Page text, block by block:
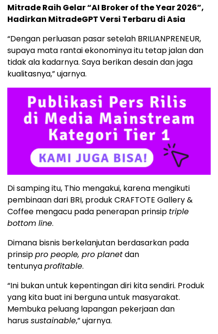
Mitrade Raih Gelar “AI Broker of the Year 2026”,
Hadirkan MitradeGPT Versi Terbaru di Asia
“Dengan perluasan pasar setelah BRILIANPRENEUR,
supaya mata rantai ekonominya itu tetap jalan dan
tidak ala kadarnya. Saya berikan desain dan jaga
kualitasnya,” ujarnya.
Di samping itu, Thio mengakui, karena mengikuti
pembinaan dari BRI, produk CRAFTOTE Gallery &
Coffee mengacu pada penerapan prinsip triple
bottom line.
Dimana bisnis berkelanjutan berdasarkan pada
prinsippro people, pro planetdan
tentunyaprofitable.
“Ini bukan untuk kepentingan diri kita sendiri. Produk
yang kita buat ini berguna untuk masyarakat.
Membuka peluang lapangan pekerjaan dan
harussustainable,” ujarnya.